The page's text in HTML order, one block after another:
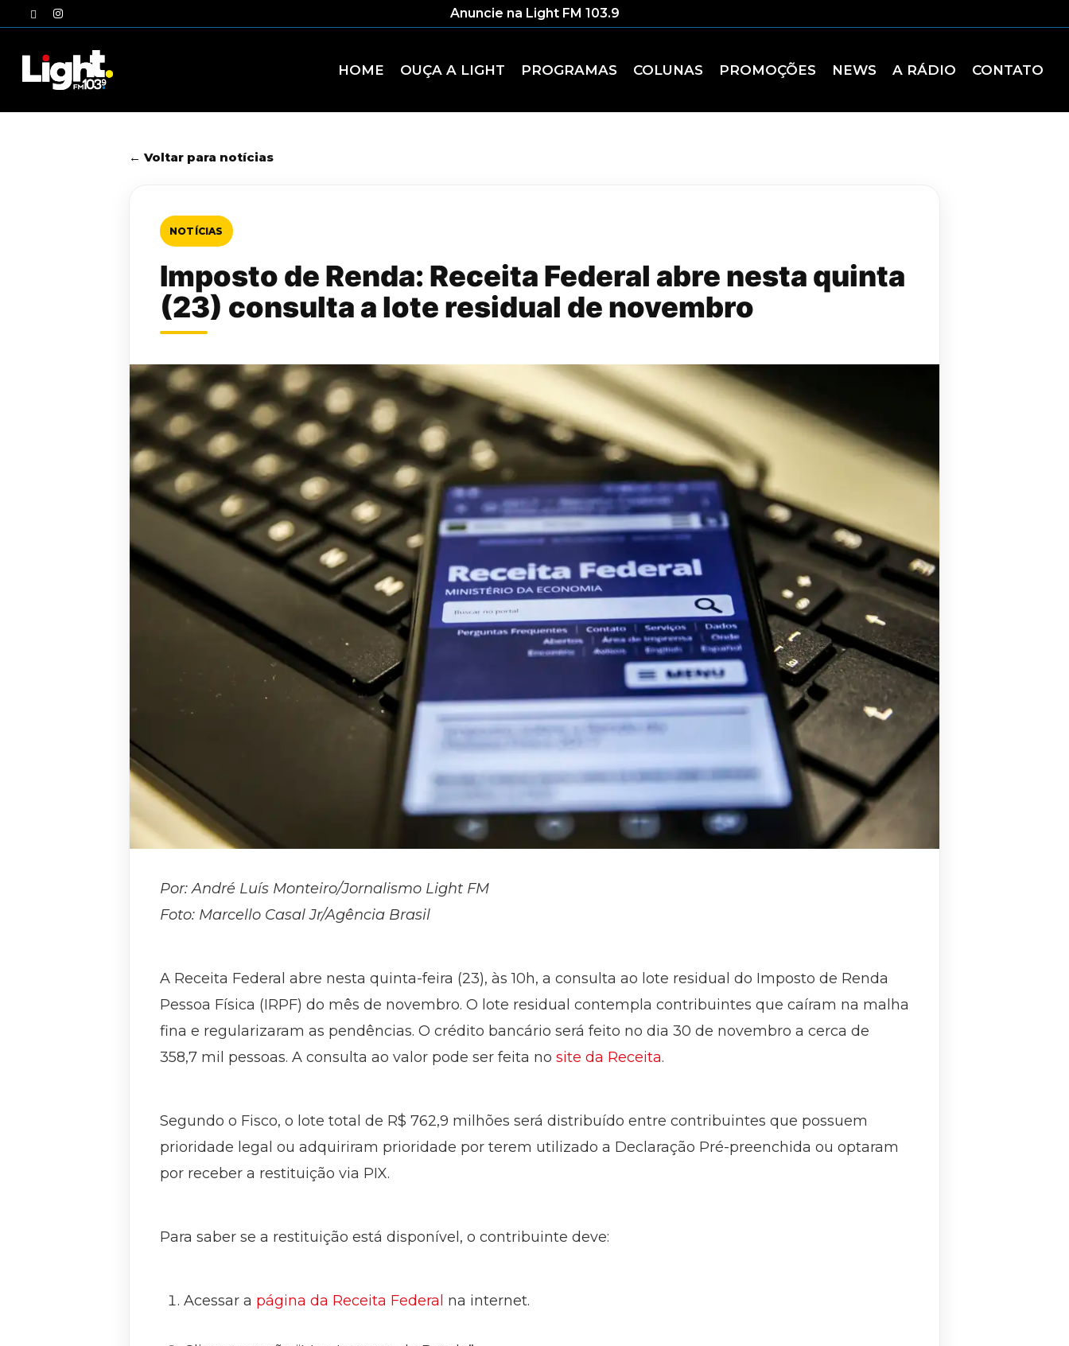
to
twitterinstagram Anuncie na Light FM 103.9
HOME OUÇA A LIGHT PROGRAMAS COLUNAS PROMOÇÕES NEWS A RÁDIO CONTATO
← Voltar para notícias
NOTÍCIAS
Imposto de Renda: Receita Federal abre nesta quinta
(23) consulta a lote residual de novembro
Por: André Luís Monteiro/Jornalismo Light FM
Foto: Marcello Casal Jr/Agência Brasil
A Receita Federal abre nesta quinta-feira (23), às 10h, a consulta ao lote residual do Imposto de Renda
Pessoa Física (IRPF) do mês de novembro. O lote residual contempla contribuintes que caíram na malha
fina e regularizaram as pendências. O crédito bancário será feito no dia 30 de novembro a cerca de
358,7 mil pessoas. A consulta ao valor pode ser feita no site da Receita.
Segundo o Fisco, o lote total de R$ 762,9 milhões será distribuído entre contribuintes que possuem
prioridade legal ou adquiriram prioridade por terem utilizado a Declaração Pré-preenchida ou optaram
por receber a restituição via PIX.
Para saber se a restituição está disponível, o contribuinte deve:
Acessar a página da Receita Federal na internet.